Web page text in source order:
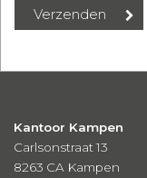
Kantoor Kampen
Carlsonstraat 13
8263 CA Kampen